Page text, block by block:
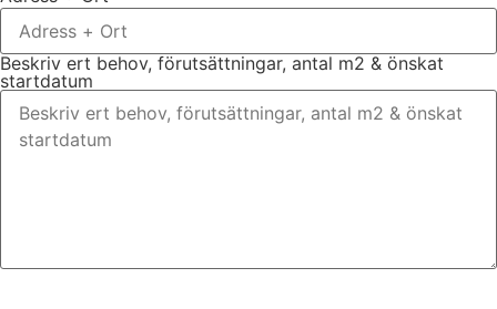
Beskriv ert behov, förutsättningar, antal m2 & önskat
startdatum